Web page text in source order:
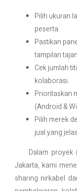
Pilih ukuran
peserta.
Pastikan
tampilan
Cek jumlah
kolaborasi.
Prioritaskan
(Android &
Pilih merek
jual yang
Dalam proyek
Jakarta, kami
sharing nirkabel